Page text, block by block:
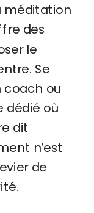
méditation
des
le
Se
ou
dédié où
dit
n’est
de